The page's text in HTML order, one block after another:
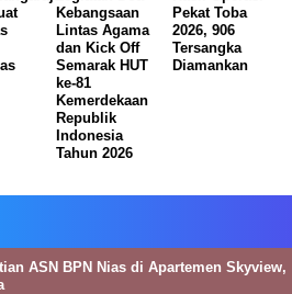
Kebangsaan
Lintas Agama
dan Kick Off
Semarak HUT
ke-81
Kemerdekaan
Republik
Indonesia
Tahun 2026
Pekat Toba
2026, 906
Tersangka
Diamankan
ASN BPN Nias di Apartemen Skyview,